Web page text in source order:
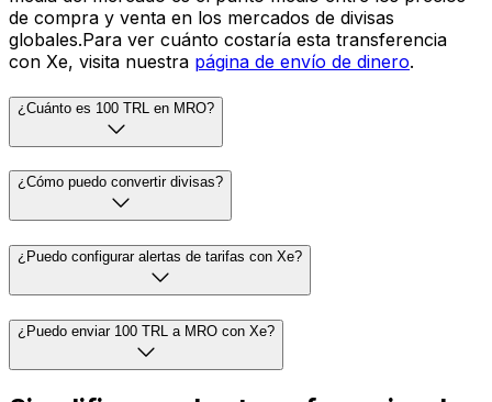
de compra y venta en los mercados de divisas
globales.Para ver cuánto costaría esta transferencia
con Xe, visita nuestra página de envío de dinero.
¿Cuánto es 100 TRL en MRO?
¿Cómo puedo convertir divisas?
¿Puedo configurar alertas de tarifas con Xe?
¿Puedo enviar 100 TRL a MRO con Xe?